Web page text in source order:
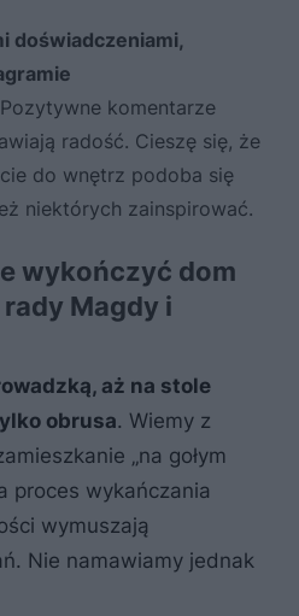
doświadczeniami,
Pozytywne komentarze
radość. Cieszę się, że
do wnętrz podoba się
niektórych zainspirować.
wykończyć dom
Magdy i
aż na stole
obrusa. Wiemy z
„na gołym
proces wykańczania
wymuszają
Nie namawiamy jednak